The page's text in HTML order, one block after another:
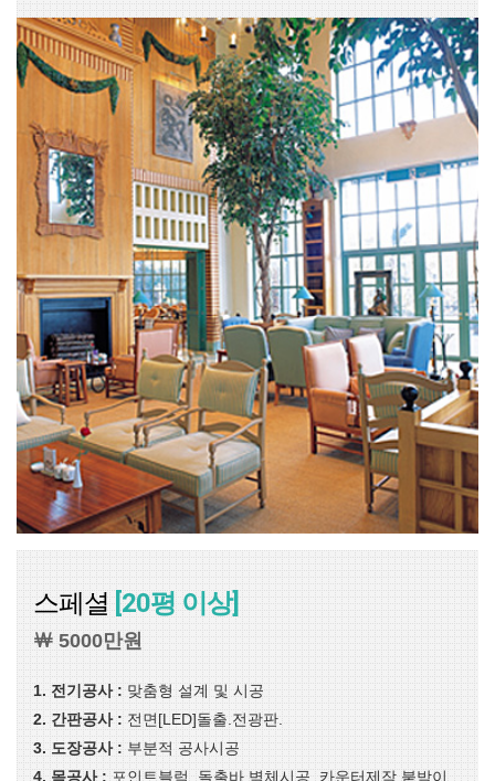
스페셜 [20평 이상]
￦ 5000만원
1. 전기공사 : 맞춤형 설계 및 시공
2. 간판공사 : 전면[LED]돌출.전광판.
3. 도장공사 : 부분적 공사시공
4. 목공사 : 포인트블럭. 돌출바.벽체시공. 카운터제작.붙박이